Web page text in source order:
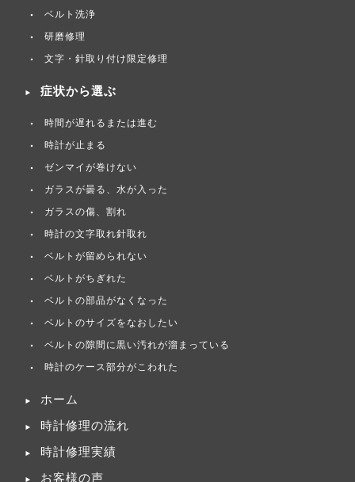
ベルト洗浄
研磨修理
文字・針取り付け限定修理
症状から選ぶ
時間が遅れるまたは進む
時計が止まる
ゼンマイが巻けない
ガラスが曇る、水が入った
ガラスの傷、割れ
時計の文字取れ針取れ
ベルトが留められない
ベルトがちぎれた
ベルトの部品がなくなった
ベルトのサイズをなおしたい
ベルトの隙間に黒い汚れが溜まっている
時計のケース部分がこわれた
ホーム
時計修理の流れ
時計修理実績
お客様の声